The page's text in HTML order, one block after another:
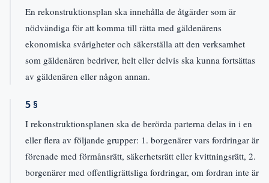
En rekonstruktionsplan ska innehålla de åtgärder som är
nödvändiga för att komma till rätta med gäldenärens
ekonomiska svårigheter och säkerställa att den verksamhet
som gäldenären bedriver, helt eller delvis ska kunna fortsättas
av gäldenären eller någon annan.
5 §
I rekonstruktionsplanen ska de berörda parterna delas in i en
eller flera av följande grupper: 1. borgenärer vars fordringar är
förenade med förmånsrätt, säkerhetsrätt eller kvittningsrätt, 2.
borgenärer med offentligrättsliga fordringar, om fordran inte är